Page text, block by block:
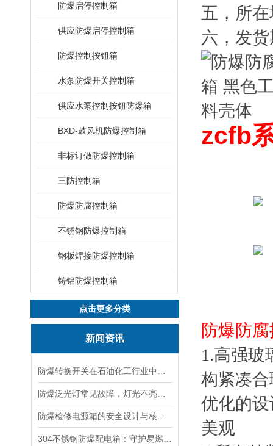
防爆启停控制箱
供应防爆启停控制箱
防爆控制按钮箱
水泵防爆开关控制箱
供应水泵控制按钮防爆箱
BXD-鼓风机防爆控制箱
非标订做防爆控制箱
三防控制箱
防爆防腐控制箱
不锈钢防爆控制箱
钢板焊接防爆控制箱
铸铝防爆控制箱
点击更多分类
新闻资讯
五，所
六，发
zcfb
防爆防
1.高强玻
构紧凑
优化的
美观